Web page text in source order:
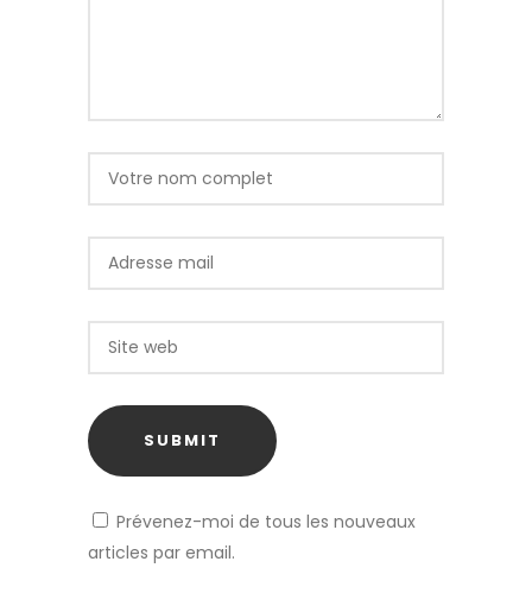
Prévenez-moi de tous les nouveaux
articles par email.